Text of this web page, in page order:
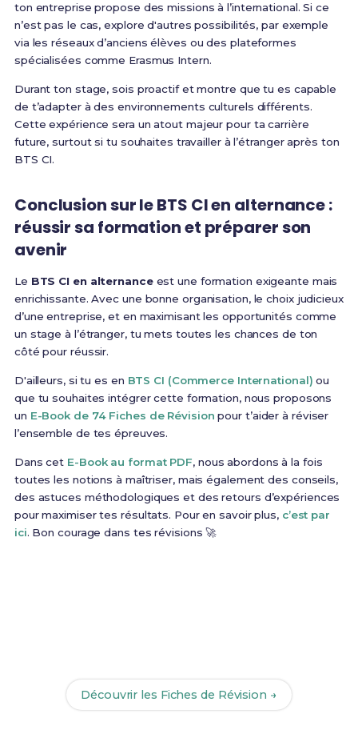
ton entreprise propose des missions à l’international. Si ce
n’est pas le cas, explore d'autres possibilités, par exemple
via les réseaux d’anciens élèves ou des plateformes
spécialisées comme Erasmus Intern.
Durant ton stage, sois proactif et montre que tu es capable
de t’adapter à des environnements culturels différents.
Cette expérience sera un atout majeur pour ta carrière
future, surtout si tu souhaites travailler à l’étranger après ton
BTS CI.
Conclusion sur le BTS CI en alternance :
réussir sa formation et préparer son
avenir
Le BTS CI en alternanceest une formation exigeante mais
enrichissante. Avec une bonne organisation, le choix judicieux
d’une entreprise, et en maximisant les opportunités comme
un stage à l’étranger, tu mets toutes les chances de ton
côté pour réussir.
D'ailleurs, si tu es en BTS CI (Commerce International) ou
que tu souhaites intégrer cette formation, nous proposons
un E-Book de 74 Fiches de Révision pour t’aider à réviser
l’ensemble de tes épreuves.
Dans cet E-Book au format PDF, nous abordons à la fois
toutes les notions à maîtriser, mais également des conseils,
des astuces méthodologiques et des retours d’expériences
pour maximiser tes résultats. Pour en savoir plus, c’est par
ici. Bon courage dans tes révisions 🚀
Découvrir les Fiches de Révision →